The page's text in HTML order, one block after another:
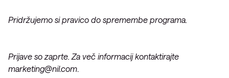
Pridržujemo si pravico do spremembe programa.
Prijave so zaprte. Za več informacij kontaktirajte
marketing@nil.com.